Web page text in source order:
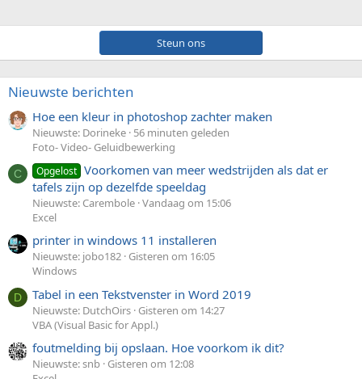
Steun ons
Nieuwste berichten
Hoe een kleur in photoshop zachter maken
Nieuwste: Dorineke 56 minuten geleden
Foto- Video- Geluidbewerking
C Opgelost Voorkomen van meer wedstrijden als dat er
tafels zijn op dezelfde speeldag
Nieuwste: Carembole Vandaag om 15:06
Excel
printer in windows 11 installeren
Nieuwste: jobo182 Gisteren om 16:05
Windows
D Tabel in een Tekstvenster in Word 2019
Nieuwste: DutchOirs Gisteren om 14:27
VBA (Visual Basic for Appl.)
foutmelding bij opslaan. Hoe voorkom ik dit?
Nieuwste: snb Gisteren om 12:08